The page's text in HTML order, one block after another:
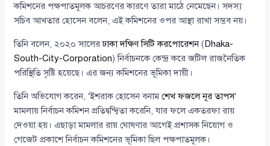
কমিশনের পক্ষপাতমূলক আচরণের কারণে তারা মাঠে নেমেছেন। সদস্য
সচিব আখতার হোসেন বলেন, এই কমিশনের ওপর আস্থা রাখা সম্ভব নয়।
তিনি বলেন, ২০২০ সালেরঢাকা দক্ষিণ সিটি করপোরেশন( Dhaka-
South-City-Corporation) নির্বাচনকে কেন্দ্র করে জটিল রাজনৈতিক
পরিস্থিতি সৃষ্টি হয়েছে। এর জন্য কমিশনের ভূমিকা দায়ী।
তিনি অভিযোগ করেন, ‘ইশরাক হোসেন বনামশেখ ফজলে নূর তাপস‘
মামলায় নির্বাচন কমিশন প্রতিদ্বন্দ্বিতা করেনি, যার ফলে একতরফা রায়
দেওয়া হয়। এছাড়া মামলার রায় ঘোষণার আগেই প্রশাসক নিয়োগ ও
গেজেট প্রকাশে নির্বাচন কমিশনের ভূমিকা ছিল পক্ষপাতমূলক।